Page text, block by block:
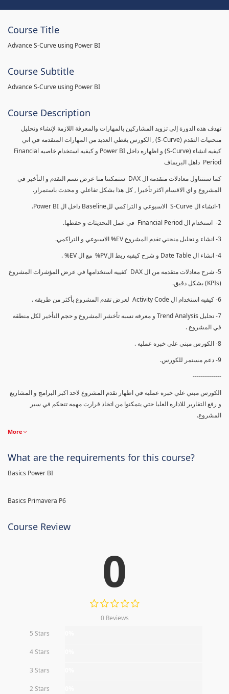
Course Title
Advance S-Curve using Power BI
Course Subtitle
Advance S-Curve using Power BI
Course Description
تهدف هذه الدورة إلى تزويد المشاركين بالمهارات والمعرفة اللازمة لإنشاء وتحليل
منحنيات التقدم (S-Curve) , الكورس يغطي العديد من المهارات المتقدمه في اني
كيفيه انشاء (S-Curve) و اظهاره داخل Power BI و كيفيه استخدام خاصيه Financial
Period داهل البريماف
كما سنتناول معادلات متقدمه ال DAX ستمكننا منا عرض نسم التقدم و التأخير في
المشروع و اي الاقسام اكثر تأخيرا , كل هذا بشكل تفاعلي و محدث باستمرار.
1-انشاء ال S-Curve الاسبوعي و التراكمي للBaseline داخل ال Power BI.
2- استخدام ال Financial Period في عمل التحديثات و حفظها.
3- انشاء و تحليل منحني تقدم المشروع EV% الاسبوعي و التراكمي.
4- انشاء ال Date Table و شرح كيفيه ربط الPV% مع ال EV% .
5- شرح معادلات متقدمه من ال DAX كفييه استخدامها في عرض المؤشرات المشروع
(KPIs) بشكل دقيق.
6- كيفيه استخدام ال Activity Code لعرض تقدم المشروع بأكثر من طريقه .
7- تحليل Trend Analysis و معرفه نسبه تأخشر المشروع و حجم التأخير لكل منطقه
في المشروع .
8- الكورس مبني علي خبره عمليه .
9- دعم مستمر للكورس.
--------------
الكورس مبني علي خبره عمليه في اظهار تقدم المشروع لاحد اكبر البرامج و المشاريع
و رفع التقارير للاداره العليا حتي يتمكنوا من اتخاذ قرارت مهمه تتحكم في سير
المشروع.
More
What are the requirements for this course?
Basics Power BI
Basics Primavera P6
Course Review
0
0 Reviews
5 Stars
4 Stars
3 Stars
2 Stars